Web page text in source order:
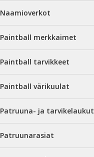
Naamioverkot
Paintball merkkaimet
Paintball tarvikkeet
Paintball värikuulat
Patruuna- ja tarvikelaukut
Patruunarasiat